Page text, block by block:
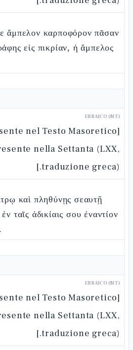
ἄμπελον καρποφόρον πᾶσαν
εἰς πικρίαν, ἡ ἄμπελος
EBRAICO (MT)
nel Testo Masoretico
nella Settanta (LXX,
traduzione greca).]
καὶ πληθύνῃς σεαυτῇ
ταῖς ἀδικίαις σου ἐναντίον
EBRAICO (MT)
nel Testo Masoretico
nella Settanta (LXX,
traduzione greca).]